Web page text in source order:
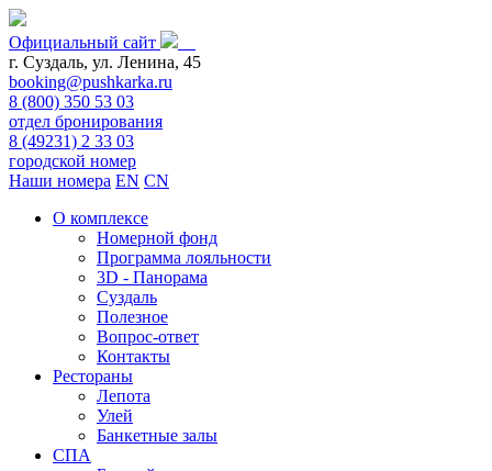
Официальный сайт
г. Суздаль, ул. Ленина, 45
booking@pushkarka.ru
8 (800) 350 53 03
отдел бронирования
8 (49231) 2 33 03
городской номер
Наши номера EN CN
О комплексе
Номерной фонд
Программа лояльности
3D - Панорама
Суздаль
Полезное
Вопрос-ответ
Контакты
Рестораны
Лепота
Улей
Банкетные залы
СПА